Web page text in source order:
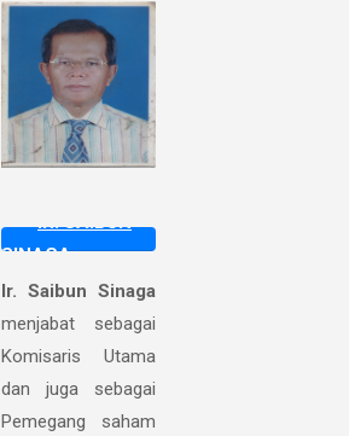
SINAGA
Ir. Saibun Sinaga
menjabat sebagai
Komisaris Utama
dan juga sebagai
Pemegang saham